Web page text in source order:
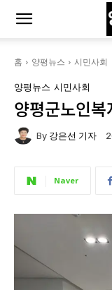
홈 양평뉴스 시민사회
양평뉴스 시민사회
양평군노인
By 강은선 기자
Naver